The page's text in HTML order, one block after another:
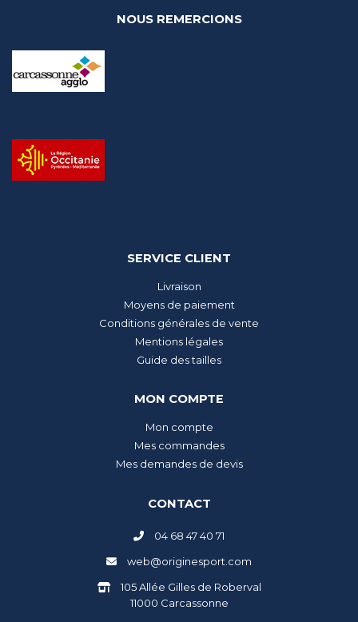
NOUS REMERCIONS
SERVICE CLIENT
Livraison
Moyens de paiement
Conditions générales de vente
Mentions légales
Guide des tailles
MON COMPTE
Mon compte
Mes commandes
Mes demandes de devis
CONTACT
04 68 47 40 71
web@originesport.com
105 Allée Gilles de Roberval
11000 Carcassonne